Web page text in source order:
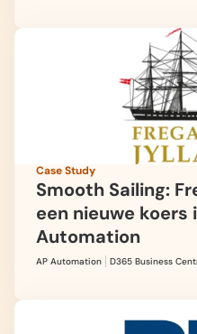
Case Study
Smooth Sailing:
een nieuwe koers
Automation
AP Automation D365 Business